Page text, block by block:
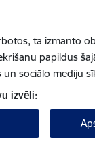
tā izmanto
papildus
sociālo mediju
izvēli: